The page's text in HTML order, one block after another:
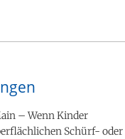
– Wenn Kinder
Schürf- oder